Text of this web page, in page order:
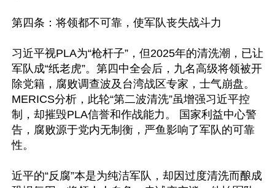
第四条：将领都不可靠，使军队丧失战斗力
习近平视PLA为“枪杆子”，但2025年的清洗潮，已让
军队成“纸老虎”。第四中全会后，九名高级将领被开
除党籍，腐败调查波及台湾战区专家，士气崩盘。
MERICS分析，此轮“第二波清洗”虽增强习近平控
制，却摧毁PLA信誉和作战能力。 国家利益中心警
告，腐败源于党内无制衡，严鱼影响了军队的可靠
性。
近平的“反腐”本是为纯洁军队，却因过度清洗而酿成